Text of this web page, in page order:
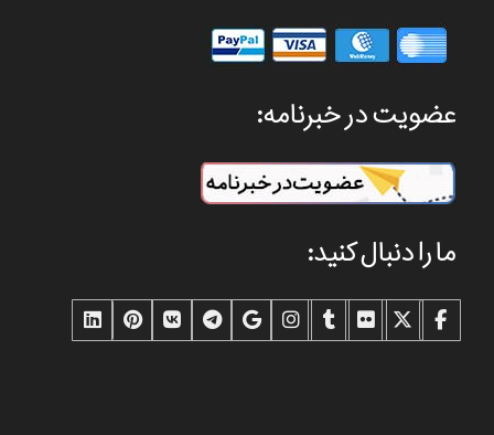
عضویت در خبرنامه:
ما را دنبال کنید: